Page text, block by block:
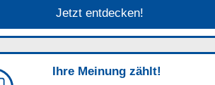
Jetzt entdecken!
Ihre Meinung zählt!